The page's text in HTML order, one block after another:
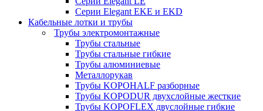
Серии Elegant EKE и EKD
Кабельные лотки и трубы
Трубы электромонтажные
Трубы стальные
Трубы стальные гибкие
Трубы алюминиевые
Металлорукав
Трубы KOPOHALF разборные
Трубы KOPODUR двухслойные жесткие
Трубы KOPOFLEX двуслойные гибкие